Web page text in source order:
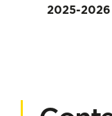
2025-2026